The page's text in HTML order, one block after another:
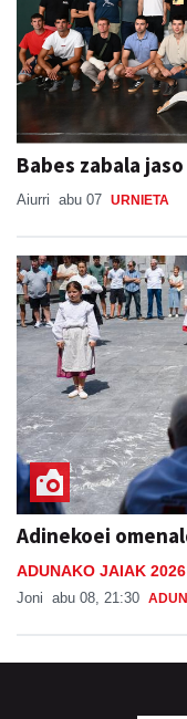
Babes zabala
Aiurri abu 07 URNIETA
Adinekoei
ADUNAKO JAIAK 2026
Joni abu 08, 21:30